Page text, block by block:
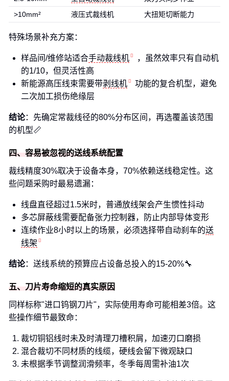
>10mm²
液压式裁线机 大扭矩切断能力
特殊场景补充方案：
样品间/维修站适合手动裁线机
，虽然效率只有自动机
的1/10，但灵活性高
新能源高压线束需要带剥线机
功能的复合机型，避免
二次加工损伤绝缘层
结论：先确定常裁线径的80%分布区间，再选覆盖该范围
的机型📏
四、容易被忽视的送线系统配置
裁线精度30%取决于设备本身，70%依赖送线稳定性。这
些问题采购时最易遗漏：
线盘直径超过1.5米时，普通放线架会产生惯性抖动
多芯屏蔽线需要配备张力控制器，防止内部导体变形
连续作业8小时以上的场景，必须选择带自动刹车的送
线架
结论：送线系统的预算应占设备总投入的15-20%🔧
五、刀片寿命缩短的真实原因
同样标称"进口钨钢刀片"，实际使用寿命可能相差3倍。这
些操作细节最致命：
裁切铜铝线时未及时清理刀槽积屑，加速刃口磨损
混合裁切不同材质的线缆，硬线会留下微观缺口
未根据季节调整润滑频率，冬季每周需补油1次